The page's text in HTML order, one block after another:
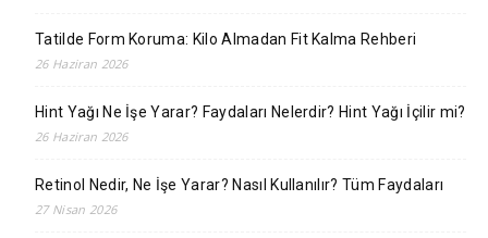
Tatilde Form Koruma: Kilo Almadan Fit Kalma Rehberi
26 Haziran 2026
Hint Yağı Ne İşe Yarar? Faydaları Nelerdir? Hint Yağı İçilir mi?
26 Haziran 2026
Retinol Nedir, Ne İşe Yarar? Nasıl Kullanılır? Tüm Faydaları
27 Nisan 2026